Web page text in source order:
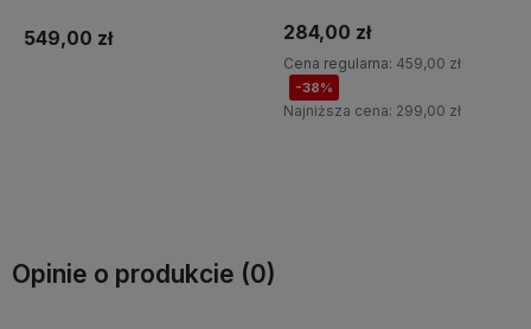
549,00 zł 284,00 zł
Cena regularna: 459,00 zł
-38%
Najniższa cena: 299,00 zł
Opinie o produkcie (0)